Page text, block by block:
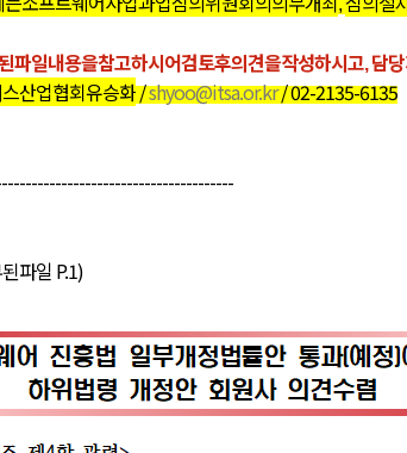
,
파일내용을참고하시어검토후의견을작성하시고,담
산업협회유승화/shyoo@itsa.or.kr/ 02-2135-6135
파일 P.1)